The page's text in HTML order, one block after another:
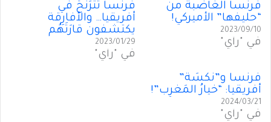
فرنسا الغاضبة من
“حليفها” الأميركي!
2023/09/10
في "رأي"
فرنسا تَتَرَنَّحُ في
أفريقيا… والأفارِقة
يكتشفون قارَتَهُم
2023/01/29
في "رأي"
فرنسا و”نَكسَةُ”
أفريقيا: “خيارُ المَغرِب”!
2024/03/21
في "رأي"